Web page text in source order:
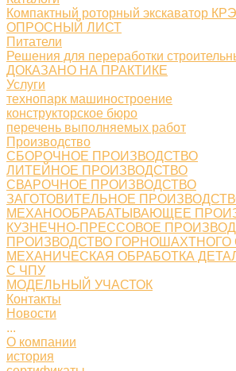
Компактный роторный экскаватор
ОПРОСНЫЙ ЛИСТ
Питатели
Решения для переработки
ДОКАЗАНО НА ПРАКТИКЕ
Услуги
технопарк машиностроение
конструкторское бюро
перечень выполняемых работ
Производство
СБОРОЧНОЕ ПРОИЗВОДСТВО
ЛИТЕЙНОЕ ПРОИЗВОДСТВО
СВАРОЧНОЕ ПРОИЗВОДСТВО
ЗАГОТОВИТЕЛЬНОЕ
МЕХАНООБРАБАТЫВАЮЩЕЕ
КУЗНЕЧНО-ПРЕССОВОЕ
ПРОИЗВОДСТВО ГОРНОШАХТНОГО
МЕХАНИЧЕСКАЯ ОБРАБОТКА
С ЧПУ
МОДЕЛЬНЫЙ УЧАСТОК
Контакты
Новости
...
О компании
история